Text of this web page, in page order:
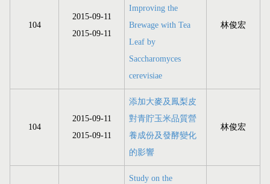
104
2015-09-11
2015-09-11
Improving the
Brewage with Tea
Leaf by
Saccharomyces
cerevisiae
林俊宏
104
2015-09-11
2015-09-11
添加大麥及鳳梨皮
對青貯玉米品質營
養成份及發酵變化
的影響
林俊宏
Study on the